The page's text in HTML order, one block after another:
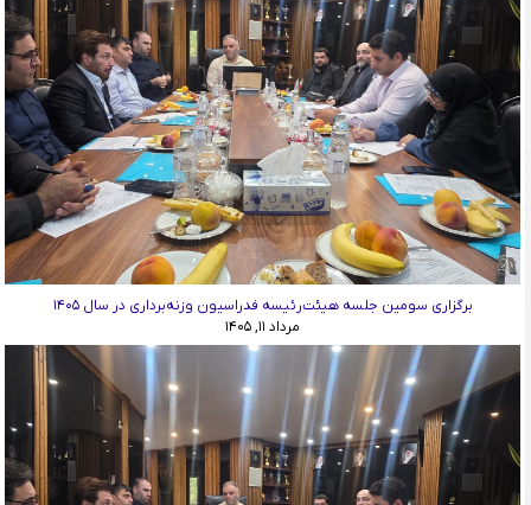
برگزاری سومین جلسه هیئت‌رئیسه فدراسیون وزنه‌برداری در سال ۱۴۰۵
مرداد ۱۱, ۱۴۰۵